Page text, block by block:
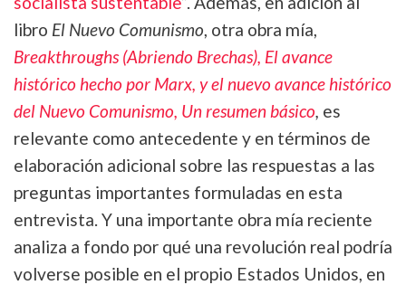
libro El Nuevo Comunismo, otra obra mía,
Breakthroughs (Abriendo Brechas), El avance
histórico hecho por Marx, y el nuevo avance histórico
del Nuevo Comunismo, Un resumen básico, es
relevante como antecedente y en términos de
elaboración adicional sobre las respuestas a las
preguntas importantes formuladas en esta
entrevista. Y una importante obra mía reciente
analiza a fondo por qué una revolución real podría
volverse posible en el propio Estados Unidos, en